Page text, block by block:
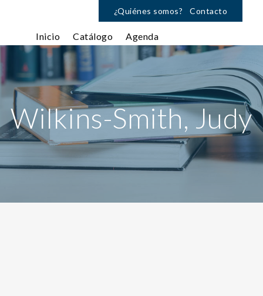
¿Quiénes somos? Contacto
Inicio Catálogo Agenda
Wilkins-Smith, Judy